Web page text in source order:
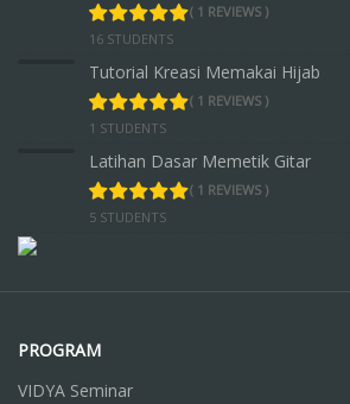
( 1 REVIEWS )
16 STUDENTS
Tutorial Kreasi Memakai Hijab
( 1 REVIEWS )
1 STUDENTS
Latihan Dasar Memetik Gitar
( 1 REVIEWS )
5 STUDENTS
PROGRAM
VIDYA Seminar